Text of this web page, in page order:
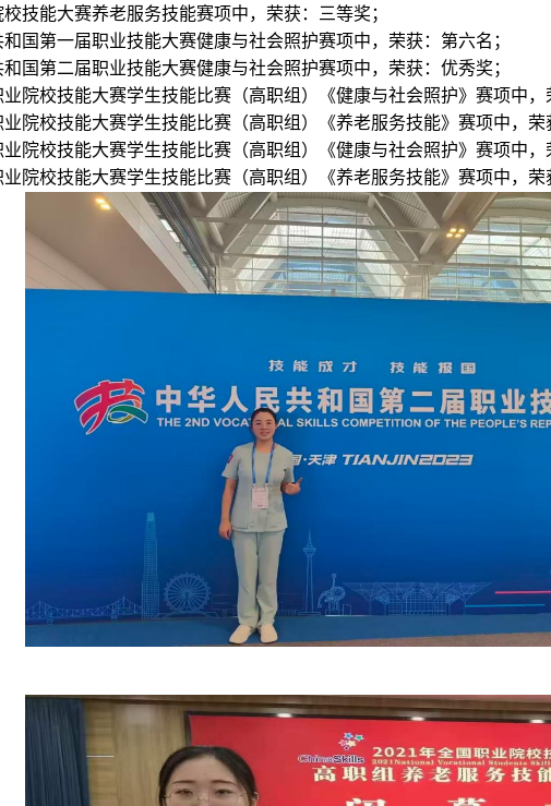
技能大赛养老服务技能赛项中，荣获：三等奖；
国第一届职业技能大赛健康与社会照护赛项中，荣获：第六名；
国第二届职业技能大赛健康与社会照护赛项中，荣获：优秀奖；
院校技能大赛学生技能比赛（高职组）《健康与社会照护》赛项中，
院校技能大赛学生技能比赛（高职组）《养老服务技能》赛项中，荣
院校技能大赛学生技能比赛（高职组）《健康与社会照护》赛项中，
院校技能大赛学生技能比赛（高职组）《养老服务技能》赛项中，荣